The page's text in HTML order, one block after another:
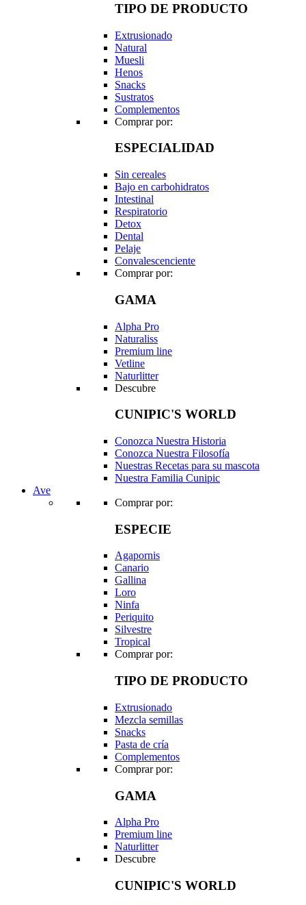
TIPO DE PRODUCTO
Extrusionado
Natural
Muesli
Henos
Snacks
Sustratos
Complementos
Comprar por:
ESPECIALIDAD
Sin cereales
Bajo en carbohidratos
Intestinal
Respiratorio
Detox
Dental
Pelaje
Convalescenciente
Comprar por:
GAMA
Alpha Pro
Naturaliss
Premium line
Vetline
Naturlitter
Descubre
CUNIPIC'S WORLD
Conozca Nuestra Historia
Conozca Nuestra Filosofía
Nuestras Recetas para su mascota
Nuestra Familia Cunipic
Ave
Comprar por:
ESPECIE
Agapornis
Canario
Gallina
Loro
Ninfa
Periquito
Silvestre
Tropical
Comprar por:
TIPO DE PRODUCTO
Extrusionado
Mezcla semillas
Snacks
Pasta de cría
Complementos
Comprar por:
GAMA
Alpha Pro
Premium line
Naturlitter
Descubre
CUNIPIC'S WORLD